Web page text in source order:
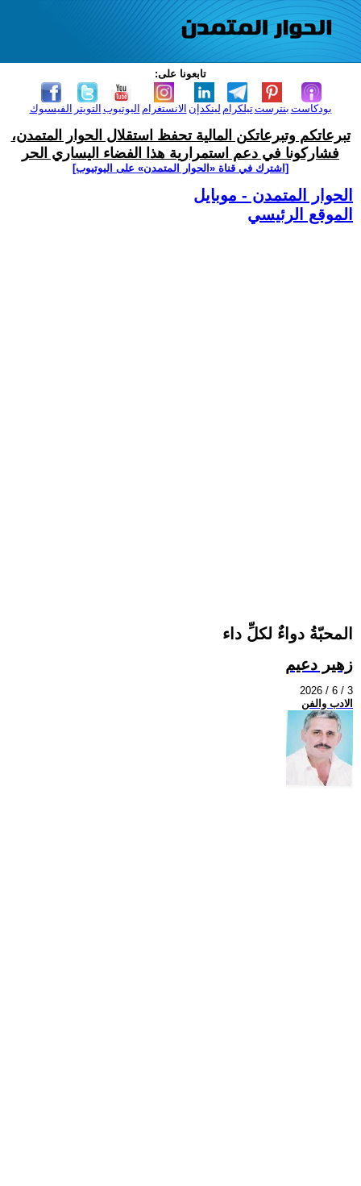
تابعونا على:
الفيسبوك التويتر اليوتيوب الانستغرام لينكدإن تيلكرامبنترست بودكاست
تبرعاتكم وتبرعاتكن المالية تحفظ استقلال الحوار المتمدن،
فشاركونا في دعم استمرارية هذا الفضاء اليساري الحر
[اشترك في قناة ‫«الحوار المتمدن» على اليوتيوب]
الحوار المتمدن - موبايل
الموقع الرئيسي
المحبّةُ دواءٌ لكلِّ داء
زهير دعيم
2026 / 6 / 3
الادب والفن